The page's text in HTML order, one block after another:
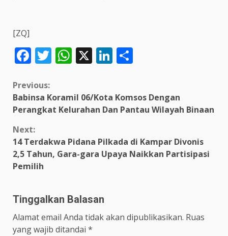
[ZQ]
Facebook
Twitter
WhatsApp
X LinkedIn
Continue
Reading
Previous:
Babinsa Koramil 06/Kota Komsos Dengan
Perangkat Kelurahan Dan Pantau Wilayah Binaan
Next:
14 Terdakwa Pidana Pilkada di Kampar Divonis
2,5 Tahun, Gara-gara Upaya Naikkan Partisipasi
Pemilih
Tinggalkan Balasan
Alamat email Anda tidak akan dipublikasikan. Ruas
yang wajib ditandai *